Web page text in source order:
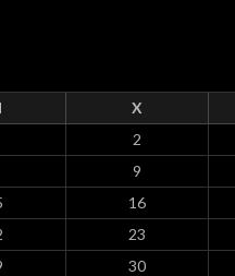
X
2
9
16
23
30